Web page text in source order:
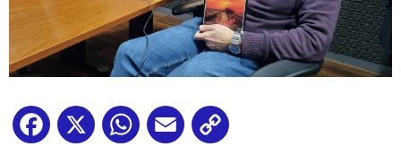
Facebook
X WhatsApp
Email